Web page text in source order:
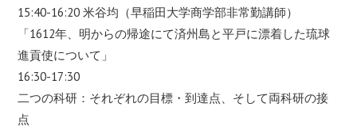
15:40-16:20 米谷均（早稲田大学商学部非常勤講師）
「1612年、明からの帰途にて済州島と平戸に漂着した琉球
進貢使について」
16:30-17:30
二つの科研：それぞれの目標・到達点、そして両科研の接
点